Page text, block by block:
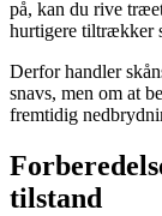
på, kan du rive
hurtigere tiltrækker
Derfor handler
snavs, men om at
fremtidig
tilstand